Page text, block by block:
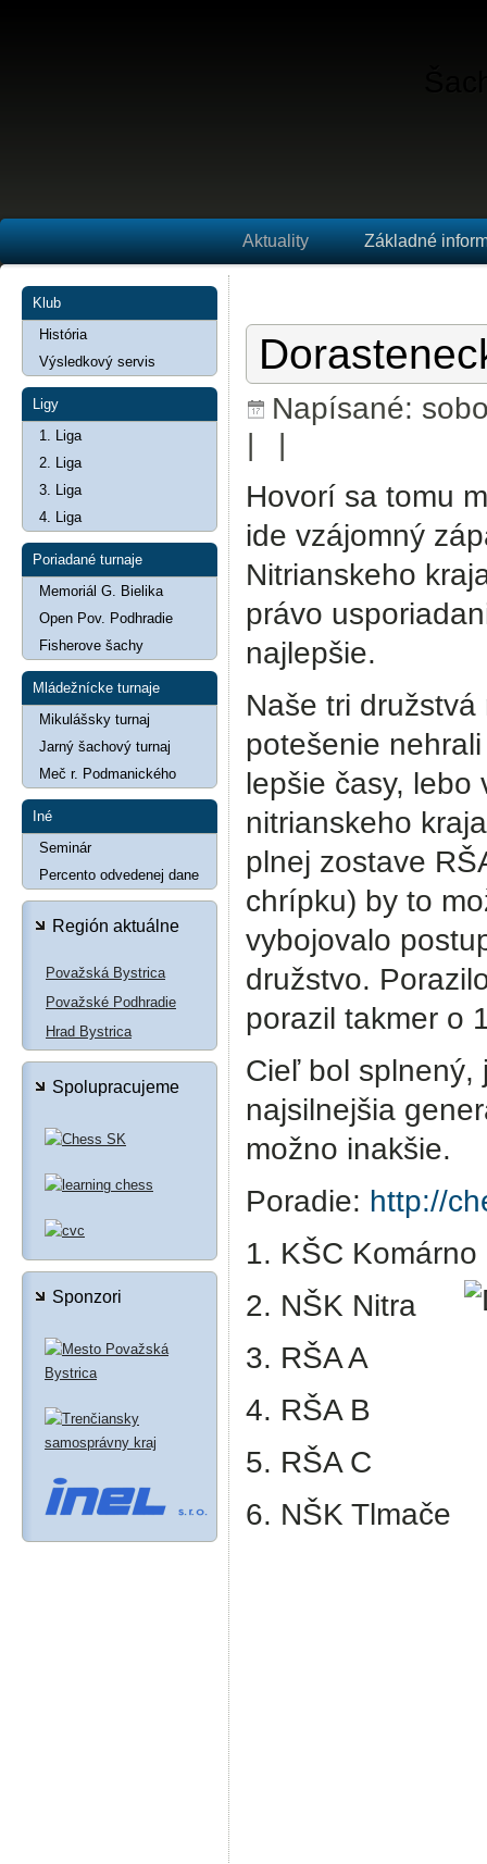
Aktuality Základné
Klub
História
Výsledkový servis
Ligy
1. Liga
2. Liga
3. Liga
4. Liga
Poriadané turnaje
Memoriál G. Bielika
Open Pov. Podhradie
Fisherove šachy
Mládežnícke turnaje
Mikulášsky turnaj
Jarný šachový turnaj
Meč r. Podmanického
Iné
Seminár
Percento odvedenej dane
Región aktuálne
Považská Bystrica
Považské Podhradie
Hrad Bystrica
Spolupracujeme
Sponzori
Napísané:
|
|
Hovorí sa tomu
ide vzájomný
Nitrianskeho
právo
najlepšie.
Naše tri
potešenie
lepšie časy, lebo
nitrianskeho
plnej zostave
chrípku) by to
vybojovalo
družstvo.
porazil takmer o
Cieľ bol splnený,
najsilnejšia
možno inakšie.
Poradie: http://
1. KŠC Komárno
2. NŠK Nitra
3. RŠA A
4. RŠA B
5. RŠA C
6. NŠK Tlmače